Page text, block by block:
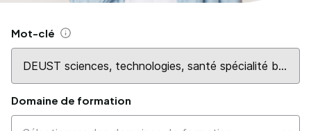
Mot-clé Aide
Domaine de formation